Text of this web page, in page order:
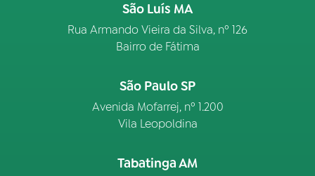
São Luís MA
Rua Armando Vieira da Silva, nº 126
Bairro de Fátima
São Paulo SP
Avenida Mofarrej, nº 1.200
Vila Leopoldina
Tabatinga AM